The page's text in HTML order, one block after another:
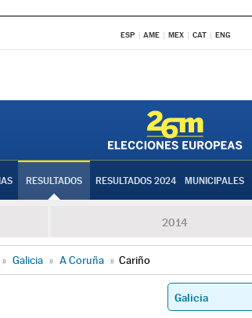
ESP AME MEX CAT ENG
RESULTADOS RESULTADOS 2024 MUNICIPALES
2014
» Galicia » A Coruña » Cariño